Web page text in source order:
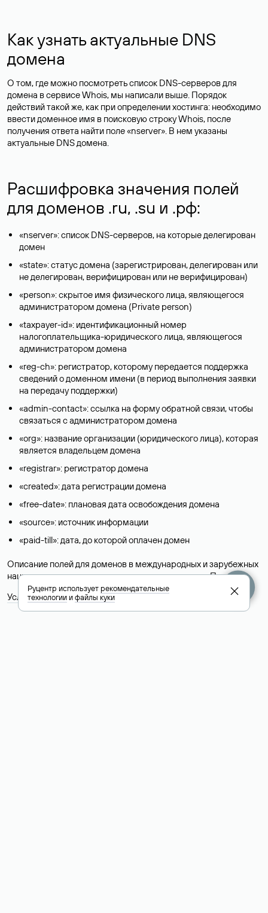
Как узнать актуальные DNS
домена
О том, где можно посмотреть список DNS-серверов для
домена в сервисе Whois, мы написали выше. Порядок
действий такой же, как при определении хостинга: необходимо
ввести доменное имя в поисковую строку Whois, после
получения ответа найти поле «nserver». В нем указаны
актуальные DNS домена.
Расшифровка значения полей
для доменов .ru, .su и .рф:
«nserver»: список DNS-серверов, на которые делегирован
домен
«state»: статус домена (зарегистрирован, делегирован или
не делегирован, верифицирован или не верифицирован)
«person»: скрытое имя физического лица, являющегося
администратором домена (Privatе person)
«taxpayer-id»: идентификационный номер
налогоплательщика-юридического лица, являющегося
администратором домена
«reg-ch»: регистратор, которому передается поддержка
сведений о доменном имени (в период выполнения заявки
на передачу поддержки)
«admin-contact»: ссылка на форму обратной связи, чтобы
связаться с администратором домена
«org»: название организации (юридического лица), которая
является владельцем домена
«registrar»: регистратор домена
«created»: дата регистрации домена
«free-date»: плановая дата освобождения домена
«source»: источник информации
«paid-till»: дата, до которой оплачен домен
Описание полей для доменов в международных и зарубежных
национальных доменах представлены в разделе «Помощь».
Условия использования Whois-сервиса
Руцентр используетрекомендательные
технологииифайлы куки